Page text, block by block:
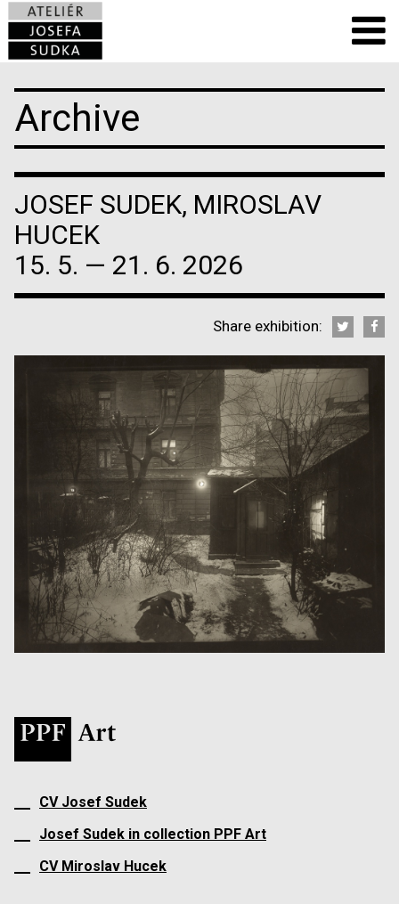
Archive
JOSEF SUDEK, MIROSLAV
HUCEK
15. 5. — 21. 6. 2026
Share exhibition:
CV Josef Sudek
Josef Sudek in collection PPF Art
CV Miroslav Hucek